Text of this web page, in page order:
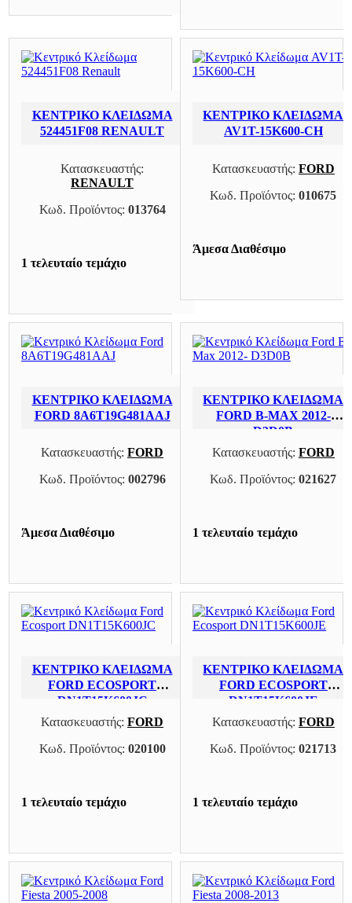
ΚΕΝΤΡΙΚΌ ΚΛΕΊΔΩΜΑ
524451F08 RENAULT
Κατασκευαστής:
RENAULT
Κωδ. Προϊόντος: 013764
1 τελευταίο τεμάχιο
ΚΕΝΤΡΙΚΌ ΚΛΕΊΔΩΜΑ
AV1T-15K600-CH
Κατασκευαστής: FORD
Κωδ. Προϊόντος:010675
Άμεσα Διαθέσιμο
ΚΕΝΤΡΙΚΌ ΚΛΕΊΔΩΜΑ
FORD 8A6T19G481AAJ
Κατασκευαστής: FORD
Κωδ. Προϊόντος: 002796
Άμεσα Διαθέσιμο
ΚΕΝΤΡΙΚΌ ΚΛΕΊΔΩΜΑ
FORD B-MAX 2012-
D3D0B
Κατασκευαστής: FORD
Κωδ. Προϊόντος:021627
1 τελευταίο τεμάχιο
ΚΕΝΤΡΙΚΌ ΚΛΕΊΔΩΜΑ
FORD ECOSPORT
DN1T15K600JC
Κατασκευαστής: FORD
Κωδ. Προϊόντος: 020100
1 τελευταίο τεμάχιο
ΚΕΝΤΡΙΚΌ ΚΛΕΊΔΩΜΑ
FORD ECOSPORT
DN1T15K600JE
Κατασκευαστής: FORD
Κωδ. Προϊόντος:021713
1 τελευταίο τεμάχιο